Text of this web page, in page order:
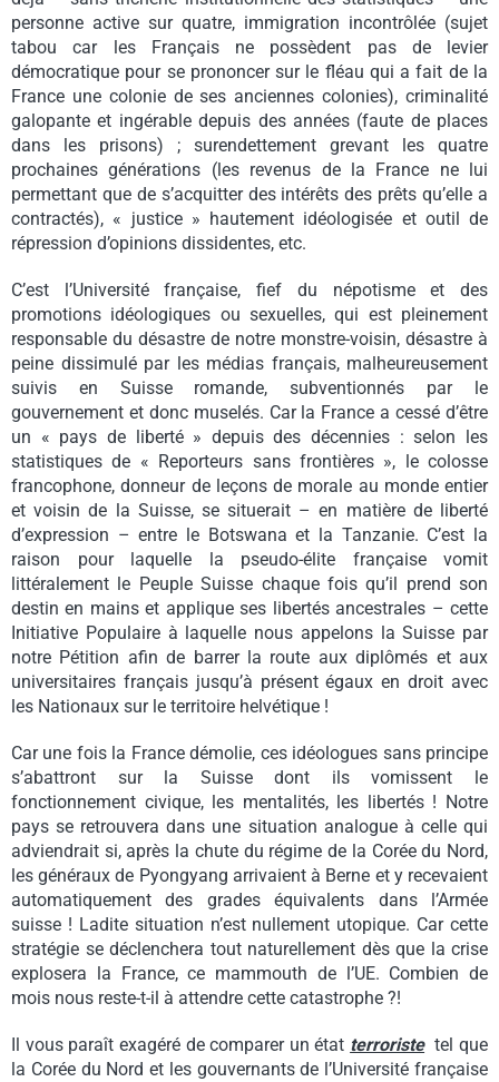
personne active sur quatre, immigration incontrôlée (sujet
tabou car les Français ne possèdent pas de levier
démocratique pour se prononcer sur le fléau qui a fait de la
France une colonie de ses anciennes colonies), criminalité
galopante et ingérable depuis des années (faute de places
dans les prisons) ; surendettement grevant les quatre
prochaines générations (les revenus de la France ne lui
permettant que de s’acquitter des intérêts des prêts qu’elle a
contractés), « justice » hautement idéologisée et outil de
répression d’opinions dissidentes, etc.
C’est l’Université française, fief du népotisme et des
promotions idéologiques ou sexuelles, qui est pleinement
responsable du désastre de notre monstre-voisin, désastre à
peine dissimulé par les médias français, malheureusement
suivis en Suisse romande, subventionnés par le
gouvernement et donc muselés. Car la France a cessé d’être
un « pays de liberté » depuis des décennies : selon les
statistiques de « Reporteurs sans frontières », le colosse
francophone, donneur de leçons de morale au monde entier
et voisin de la Suisse, se situerait – en matière de liberté
d’expression – entre le Botswana et la Tanzanie. C’est la
raison pour laquelle la pseudo-élite française vomit
littéralement le Peuple Suisse chaque fois qu’il prend son
destin en mains et applique ses libertés ancestrales – cette
Initiative Populaire à laquelle nous appelons la Suisse par
notre Pétition afin de barrer la route aux diplômés et aux
universitaires français jusqu’à présent égaux en droit avec
les Nationaux sur le territoire helvétique !
Car une fois la France démolie, ces idéologues sans principe
s’abattront sur la Suisse dont ils vomissent le
fonctionnement civique, les mentalités, les libertés ! Notre
pays se retrouvera dans une situation analogue à celle qui
adviendrait si, après la chute du régime de la Corée du Nord,
les généraux de Pyongyang arrivaient à Berne et y recevaient
automatiquement des grades équivalents dans l’Armée
suisse ! Ladite situation n’est nullement utopique. Car cette
stratégie se déclenchera tout naturellement dès que la crise
explosera la France, ce mammouth de l’UE. Combien de
mois nous reste-t-il à attendre cette catastrophe ?!
Il vous paraît exagéré de comparer un état terroristetel que
la Corée du Nord et les gouvernants de l’Université française